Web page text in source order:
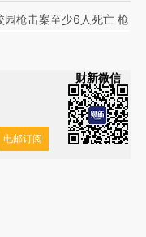
园枪击案至少6人死亡 枪
财新微信